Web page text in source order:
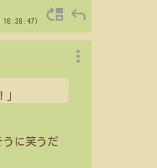
） move_up reply
」
に笑うだ
more_vert